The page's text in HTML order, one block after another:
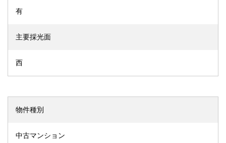
有
主要採光面
西
物件種別
中古マンション